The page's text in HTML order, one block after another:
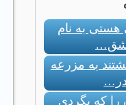
هستی به نام
به مزرعه
در…
را که بگردی